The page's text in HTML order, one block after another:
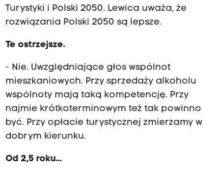
Turystyki i Polski 2050. Lewica uważa, że
rozwiązania Polski 2050 są lepsze.
Te ostrzejsze.
- Nie. Uwzględniające głos wspólnot
mieszkaniowych. Przy sprzedaży alkoholu
wspólnoty mają taką kompetencję. Przy
najmie krótkoterminowym też tak powinno
być. Przy opłacie turystycznej zmierzamy w
dobrym kierunku.
Od 2,5 roku...